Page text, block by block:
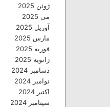
ژوئن 2025
می 2025
آوریل 2025
مارس 2025
فوریه 2025
ژانویه 2025
دسامبر 2024
نوامبر 2024
اکتبر 2024
سپتامبر 2024